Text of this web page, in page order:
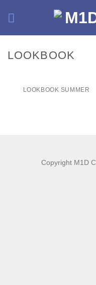
LOOKBOOK
LOOKBOOK SUMMER
Copyright M1D